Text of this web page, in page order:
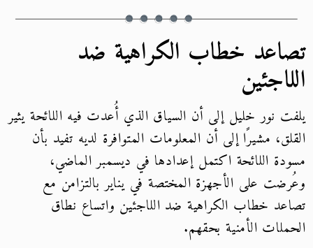
تصاعد خطاب الكراهية ضد
اللاجئين
يلفت نور خليل إلى أن السياق الذي أُعدت فيه اللائحة يثير
القلق، مشيرًا إلى أن المعلومات المتوافرة لديه تفيد بأن
مسودة اللائحة اكتمل إعدادها في ديسمبر الماضي،
وعُرضت على الأجهزة المختصة في يناير بالتزامن مع
تصاعد خطاب الكراهية ضد اللاجئين واتساع نطاق
الحملات الأمنية بحقهم.